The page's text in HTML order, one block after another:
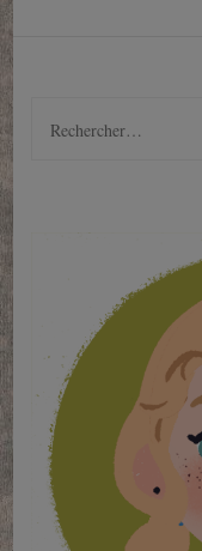
Rechercher :